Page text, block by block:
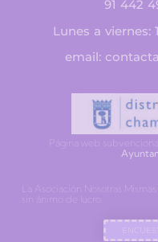
91 442
Lunes a viernes:
email:
Página web
La Asociación Nosotras
sin ánimo de lucro.